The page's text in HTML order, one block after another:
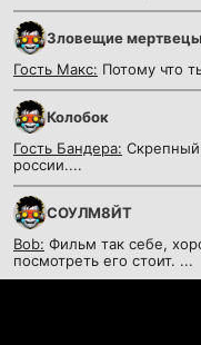
Зловещие
Гость Макс: Потому что
Колобок
Гость Бандера:
россии....
СОУЛМ8ЙТ
Bob: Фильм так себе,
посмотреть его стоит. ...